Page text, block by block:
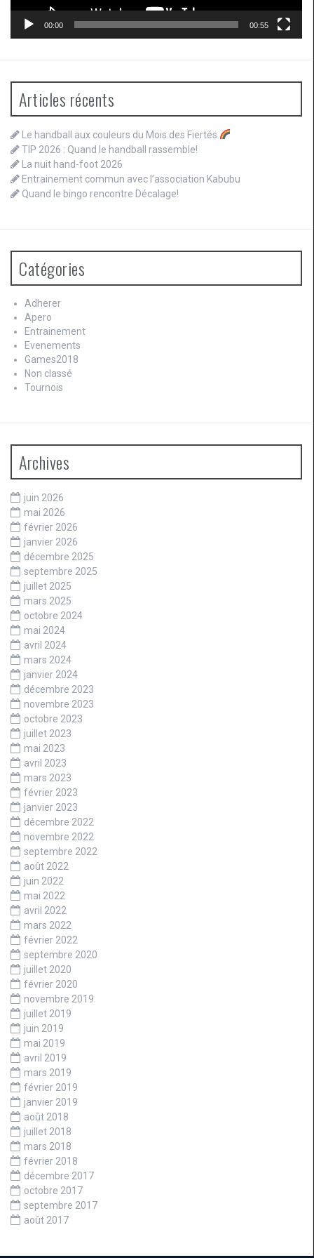
00:00 00:55
Articles récents
Le handball aux couleurs du Mois des Fiertés
TIP 2026 : Quand le handball rassemble!
La nuit hand-foot 2026
Entrainement commun avec l’association Kabubu
Quand le bingo rencontre Décalage!
Catégories
Adherer
Apero
Entrainement
Evenements
Games2018
Non classé
Tournois
Archives
juin 2026
mai 2026
février 2026
janvier 2026
décembre 2025
septembre 2025
juillet 2025
mars 2025
octobre 2024
mai 2024
avril 2024
mars 2024
janvier 2024
décembre 2023
novembre 2023
octobre 2023
juillet 2023
mai 2023
avril 2023
mars 2023
février 2023
janvier 2023
décembre 2022
novembre 2022
septembre 2022
août 2022
juin 2022
mai 2022
avril 2022
mars 2022
février 2022
septembre 2020
juillet 2020
février 2020
novembre 2019
juillet 2019
juin 2019
mai 2019
avril 2019
mars 2019
février 2019
janvier 2019
août 2018
juillet 2018
mars 2018
février 2018
décembre 2017
octobre 2017
septembre 2017
août 2017